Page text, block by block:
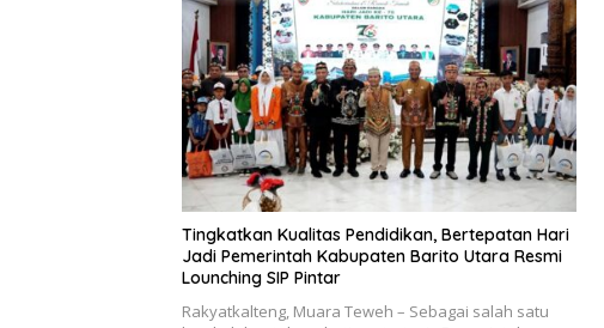
Tingkatkan Kualitas Pendidikan, Bertepatan Hari
Jadi Pemerintah Kabupaten Barito Utara Resmi
Lounching SIP Pintar
Rakyatkalteng, Muara Teweh – Sebagai salah satu